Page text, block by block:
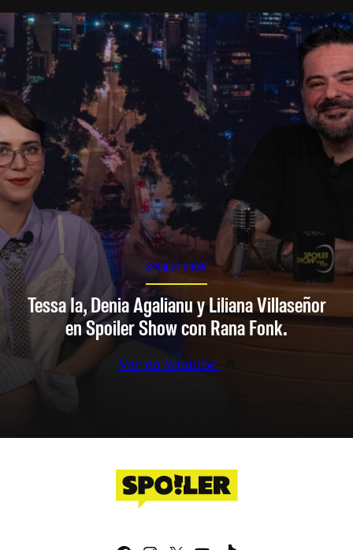
SPOILER SHOW
Tessa Ia, Denia Agalianu y Liliana Villaseñor
en Spoiler Show con Rana Fonk.
Ver en Youtube
Facebook
Instagram
X YouTube